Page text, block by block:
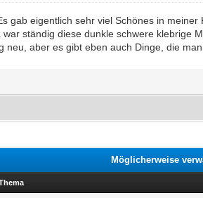
gab eigentlich sehr viel Schönes in
ständig diese dunkle schwere klebrige
neu, aber es gibt eben auch Dinge, die
Möglicherweise